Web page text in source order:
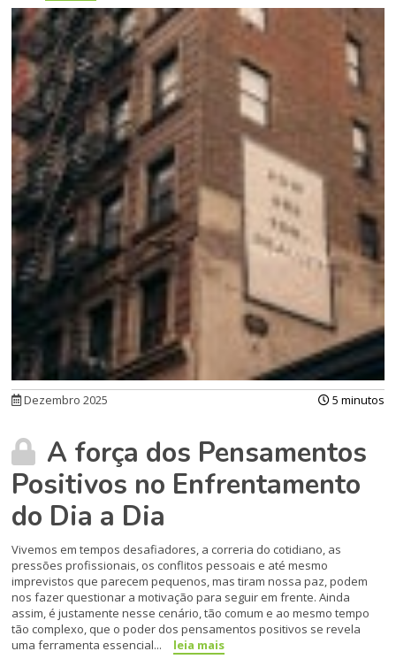
Dezembro 2025 5 minutos
A força dos Pensamentos
Positivos no Enfrentamento
do Dia a Dia
Vivemos em tempos desafiadores, a correria do cotidiano, as
pressões profissionais, os conflitos pessoais e até mesmo
imprevistos que parecem pequenos, mas tiram nossa paz, podem
nos fazer questionar a motivação para seguir em frente. Ainda
assim, é justamente nesse cenário, tão comum e ao mesmo tempo
tão complexo, que o poder dos pensamentos positivos se revela
uma ferramenta essencial...
leia mais